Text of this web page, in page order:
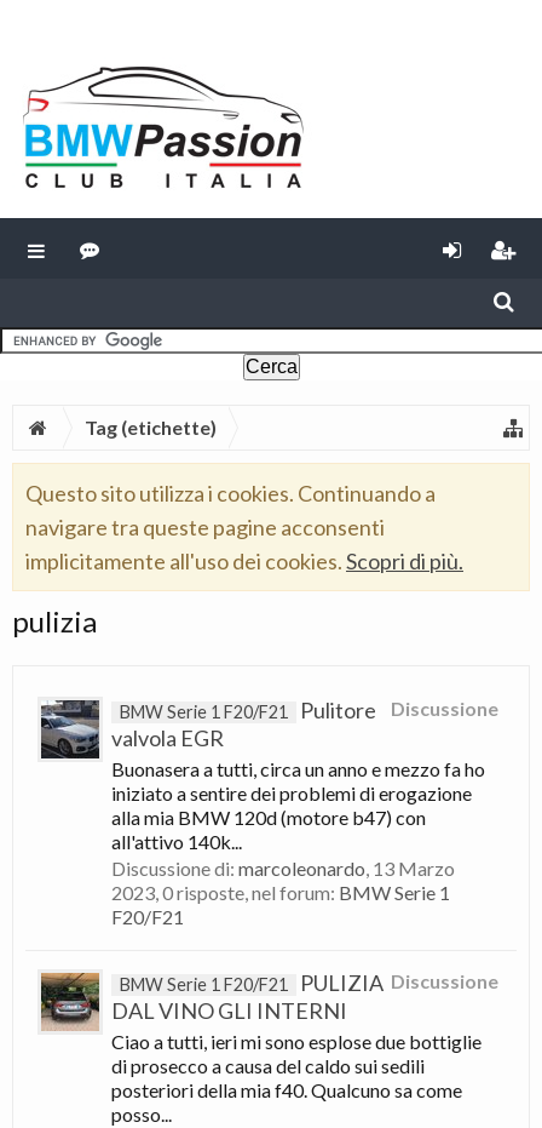
Tag (etichette)
Questo sito utilizza i cookies. Continuando a
navigare tra queste pagine acconsenti
implicitamente all'uso dei cookies.Scopri di più.
pulizia
Discussione
BMW Serie 1 F20/F21
Pulitore
valvola EGR
Buonasera a tutti, circa un anno e mezzo fa ho
iniziato a sentire dei problemi di erogazione
alla mia BMW 120d (motore b47) con
all'attivo 140k...
Discussione di: marcoleonardo, 13 Marzo
2023, 0 risposte, nel forum: BMW Serie 1
F20/F21
Discussione
BMW Serie 1 F20/F21
PULIZIA
DAL VINO GLI INTERNI
Ciao a tutti, ieri mi sono esplose due bottiglie
di prosecco a causa del caldo sui sedili
posteriori della mia f40. Qualcuno sa come
posso...